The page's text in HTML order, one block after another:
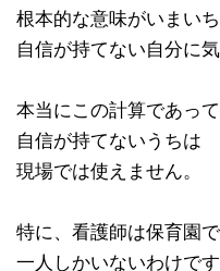
根本的な意味がいまい
自信が持てない自分に気
本当にこの計算であっ
自信が持てないうちは
現場では使えません。
特に、看護師は保育園
一人しかいないわけで